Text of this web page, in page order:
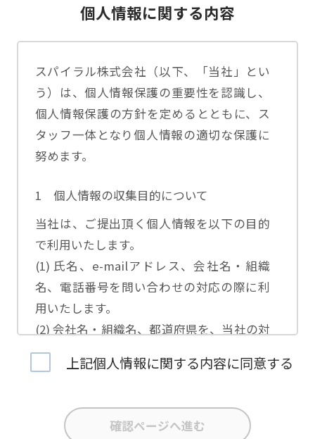
個人情報に関する内容
スパイラル株式会社（以下、「当社」とい
う）は、個人情報保護の重要性を認識し、
個人情報保護の方針を定めるとともに、ス
タッフ一体となり個人情報の適切な保護に
努めます。
1 個人情報の収集目的について
当社は、ご提出頂く個人情報を以下の目的
で利用いたします。
(1) 氏名、e-mailアドレス、会社名・組織
名、電話番号を問い合わせの対応の際に利
用いたします。
(2) 会社名・組織名、都道府県を、当社の対
応担当者の振り分けに利用いたします。
(3) お問合せ内容について集計分析を行い、
業活動の参考にいたします。
(4) 氏名、e-mailアドレス、会社名・組織
上記個人情報に関する内容に同意する